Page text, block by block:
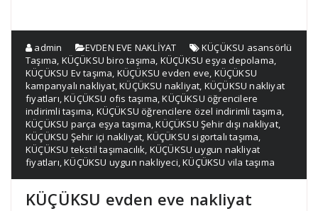
admin EVDEN EVE NAKLİYAT
KÜÇÜKSU asansörlü
Taşıma, KÜÇÜKSU biro taşıma, KÜÇÜKSU eşya depolama,
KÜÇÜKSU Ev taşıma, KÜÇÜKSU evden eve, KÜÇÜKSU
kampanyalı nakliyat,KÜÇÜKSU nakliyat, KÜÇÜKSU nakliyat
fıyatları,KÜÇÜKSU ofis taşıma,KÜÇÜKSU öğrencilere
indirimli taşıma, KÜÇÜKSU öğrencilere özel indirimli taşıma,
KÜÇÜKSU parça eşya taşıma,KÜÇÜKSU Şehir dışı nakliyat,
KÜÇÜKSU Şehir içi nakliyat, KÜÇÜKSU sigortalı taşıma,
KÜÇÜKSU tekstil taşımacılık, KÜÇÜKSU uygun nakliyat
fiyatları,KÜÇÜKSU uygun nakliyeci,KÜÇÜKSU vila taşıma
KÜÇÜKSU evden eve nakliyat